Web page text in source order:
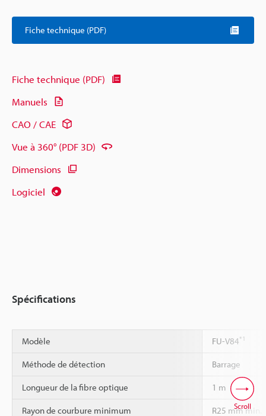
Fiche technique (PDF)
Fiche technique (PDF)
Manuels
CAO / CAE
Vue à 360° (PDF 3D)
Dimensions
Logiciel
Spécifications
Modèle FU-V84*1
Méthode de détection Barrage
Longueur de la fibre optique 1 m
Rayon de courbure minimum R25 mm min.
Scroll